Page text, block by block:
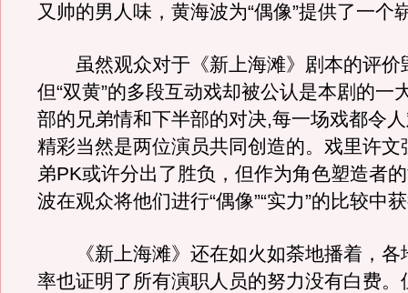
又帅的男人味，黄海波为“偶像”提供了一个
虽然观众对于《新上海滩》剧本的评价
但“双黄”的多段互动戏却被公认是本剧的一
部的兄弟情和下半部的对决,每一场戏都令
精彩当然是两位演员共同创造的。戏里许文
弟PK或许分出了胜负，但作为角色塑造者
波在观众将他们进行“偶像”“实力”的比较中
《新上海滩》还在如火如荼地播着，各
率也证明了所有演职人员的努力没有白费。